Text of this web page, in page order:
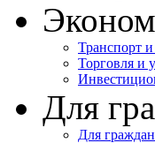
Транспорт и
Торговля и
Для
Для